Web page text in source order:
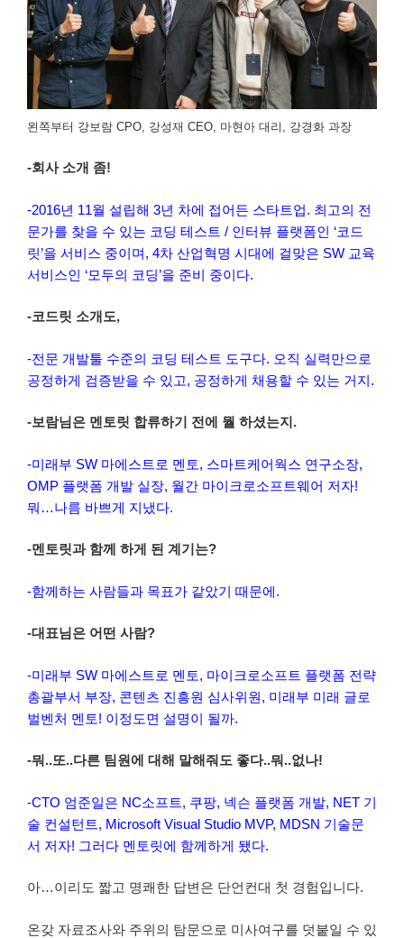
왼쪽부터 강보람 CPO, 강성재 CEO, 마현아 대리, 강경화 과장
-회사 소개 좀!
-2016년 11월 설립해 3년 차에 접어든 스타트업. 최고의 전
문가를 찾을 수 있는 코딩 테스트 / 인터뷰 플랫폼인 ‘코드
릿’을 서비스 중이며, 4차 산업혁명 시대에 걸맞은 SW 교육
서비스인 ‘모두의 코딩’을 준비 중이다.
-코드릿 소개도,
-전문 개발툴 수준의 코딩 테스트 도구다. 오직 실력만으로
공정하게 검증받을 수 있고, 공정하게 채용할 수 있는 거지.
-보람님은 멘토릿 합류하기 전에 뭘 하셨는지.
-미래부 SW 마에스트로 멘토, 스마트케어웍스 연구소장,
OMP 플랫폼 개발 실장, 월간 마이크로소프트웨어 저자!
뭐…나름 바쁘게 지냈다.
-멘토릿과 함께 하게 된 계기는?
-함께하는 사람들과 목표가 같았기 때문에.
-대표님은 어떤 사람?
-미래부 SW 마에스트로 멘토, 마이크로소프트 플랫폼 전략
총괄부서 부장, 콘텐츠 진흥원 심사위원, 미래부 미래 글로
벌벤처 멘토! 이정도면 설명이 될까.
-뭐..또..다른 팀원에 대해 말해줘도 좋다..뭐..없나!
-CTO 엄준일은 NC소프트, 쿠팡, 넥슨 플랫폼 개발, NET 기
술 컨설턴트, Microsoft Visual Studio MVP, MDSN 기술문
서 저자! 그러다 멘토릿에 함께하게 됐다.
아…이리도 짧고 명쾌한 답변은 단언컨대 첫 경험입니다.
온갖 자료조사와 주위의 탐문으로 미사여구를 덧붙일 수 있